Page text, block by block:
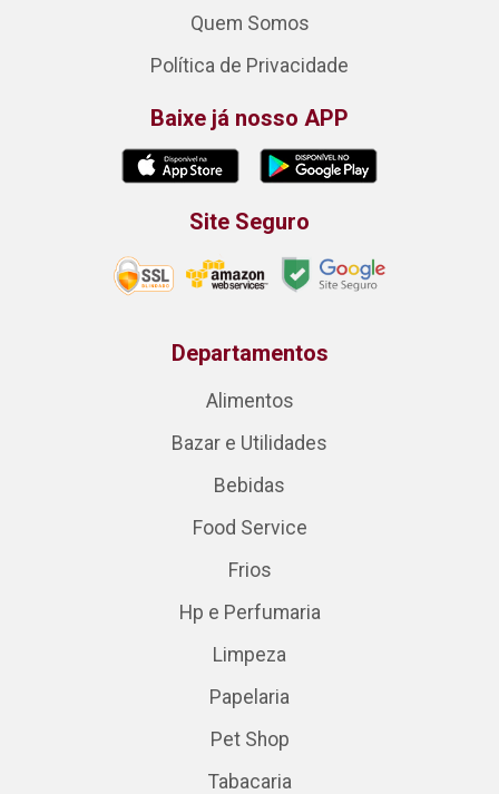
Quem Somos
Política de Privacidade
Baixe já nosso APP
Site Seguro
Departamentos
Alimentos
Bazar e Utilidades
Bebidas
Food Service
Frios
Hp e Perfumaria
Limpeza
Papelaria
Pet Shop
Tabacaria